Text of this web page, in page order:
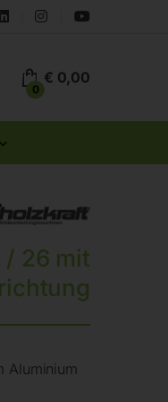
0
€ 0,00
/ 26 mit
Aluminium
Seine Funktionalität ist